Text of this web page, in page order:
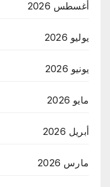
أغسطس 2026
يوليو 2026
يونيو 2026
مايو 2026
أبريل 2026
مارس 2026